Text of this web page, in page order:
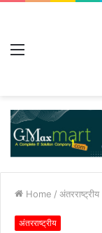
Menu
Home / अंतरराष्ट्रीय
अंतरराष्ट्रीय